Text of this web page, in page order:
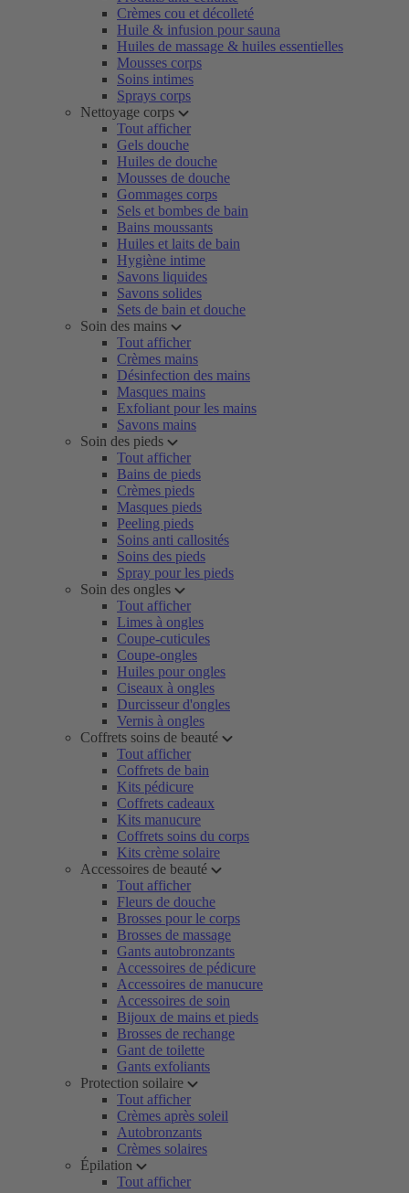
Crèmes cou et décolleté
Huile & infusion pour sauna
Huiles de massage & huiles essentielles
Mousses corps
Soins intimes
Sprays corps
Nettoyage corps
Tout afficher
Gels douche
Huiles de douche
Mousses de douche
Gommages corps
Sels et bombes de bain
Bains moussants
Huiles et laits de bain
Hygiène intime
Savons liquides
Savons solides
Sets de bain et douche
Soin des mains
Tout afficher
Crèmes mains
Désinfection des mains
Masques mains
Exfoliant pour les mains
Savons mains
Soin des pieds
Tout afficher
Bains de pieds
Crèmes pieds
Masques pieds
Peeling pieds
Soins anti callosités
Soins des pieds
Spray pour les pieds
Soin des ongles
Tout afficher
Limes à ongles
Coupe-cuticules
Coupe-ongles
Huiles pour ongles
Ciseaux à ongles
Durcisseur d'ongles
Vernis à ongles
Coffrets soins de beauté
Tout afficher
Coffrets de bain
Kits pédicure
Coffrets cadeaux
Kits manucure
Coffrets soins du corps
Kits crème solaire
Accessoires de beauté
Tout afficher
Fleurs de douche
Brosses pour le corps
Brosses de massage
Gants autobronzants
Accessoires de pédicure
Accessoires de manucure
Accessoires de soin
Bijoux de mains et pieds
Brosses de rechange
Gant de toilette
Gants exfoliants
Protection soilaire
Tout afficher
Crèmes après soleil
Autobronzants
Crèmes solaires
Épilation
Tout afficher